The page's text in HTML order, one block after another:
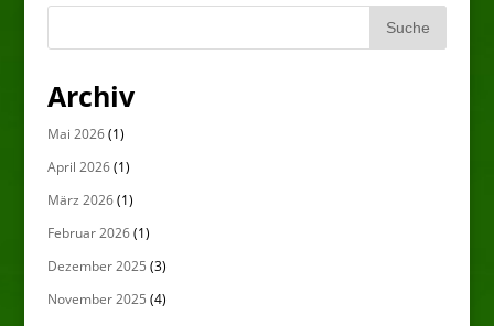
Archiv
Mai 2026(1)
April 2026(1)
März 2026(1)
Februar 2026(1)
Dezember 2025 (3)
November 2025 (4)